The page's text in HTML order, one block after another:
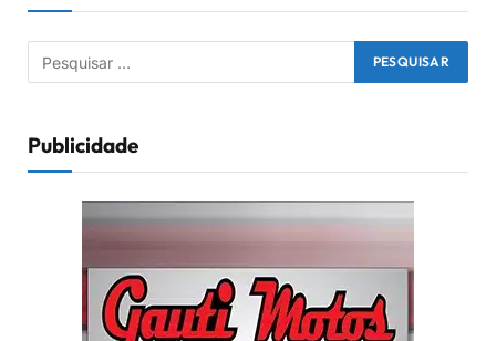
Publicidade